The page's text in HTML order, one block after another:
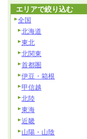
エリアで絞り込む
全国
北海道
東北
北関東
首都圏
伊豆・箱根
甲信越
北陸
東海
近畿
山陽・山陰